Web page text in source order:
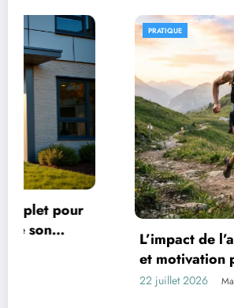
PRATIQUE
L’impact de l’actualité
et motivation personnelle
Marise